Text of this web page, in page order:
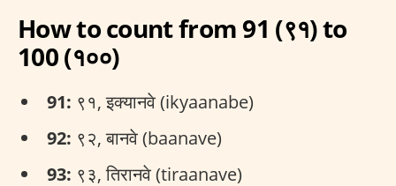
How to count from 91 (९१) to
100 (१००)
91: ९१, इक्यानवे (ikyaanabe)
92: ९२, बानवे (baanave)
93: ९३, तिरानवे (tiraanave)